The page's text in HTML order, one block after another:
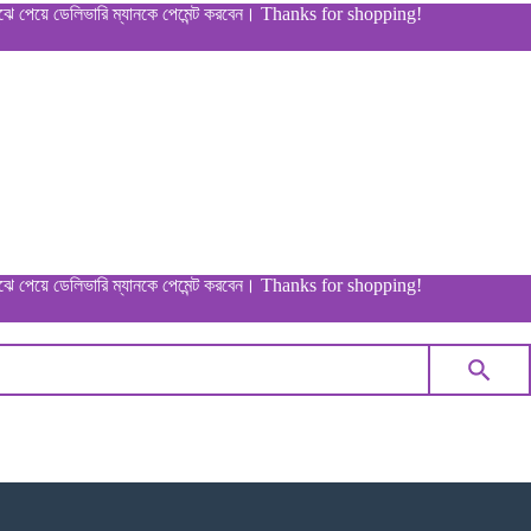
ম্যানকে পেমেন্ট করবেন। Thanks for shopping!
ম্যানকে পেমেন্ট করবেন। Thanks for shopping!